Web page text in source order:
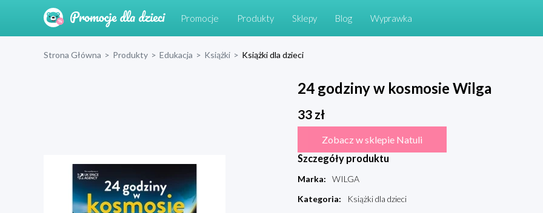
Promocje Produkty Sklepy Blog Wyprawka
Strona Główna > Produkty > Edukacja > Książki > Książki dla dzieci
24 godziny w kosmosie Wilga
33zł
Zobacz w sklepie Natuli
Szczegóły produktu
Marka:
WILGA
Kategoria:
Książki dla dzieci